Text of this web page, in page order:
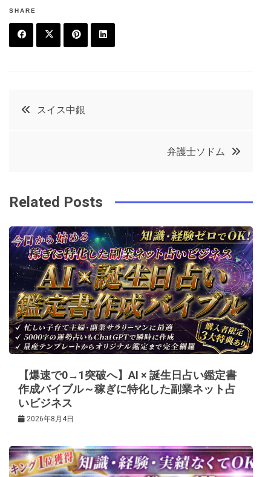
SHARE
k
t
e
t
投
ビ
ゲ
ー
シ
ョ
ン
スイス中銀
弁護士ソドム
Related Posts
【爆速で0→1突破へ】AI × 誕生日占い鑑定書
作成バイブル～稼ぎに特化した副業ネット占
いビジネス
2026年8月4日